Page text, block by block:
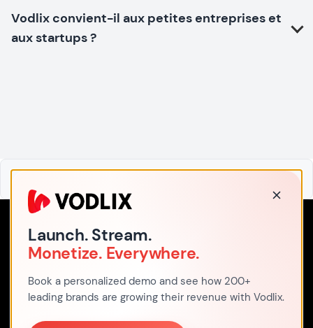
Vodlix convient-il aux petites entreprises et
aux startups ?
Launch. Stream.
Monetize. Everywhere.
Book a personalized demo and see how 200+
leading brands are growing their revenue with Vodlix.
Adresse
E49HH Londres,
Royaume-Uni